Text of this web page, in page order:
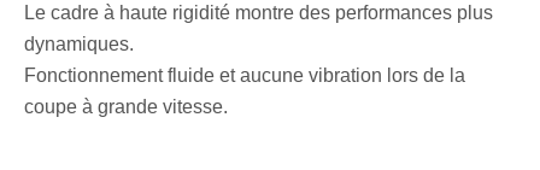
Le cadre à haute rigidité montre des performances plus
dynamiques.
Fonctionnement fluide et aucune vibration lors de la
coupe à grande vitesse.